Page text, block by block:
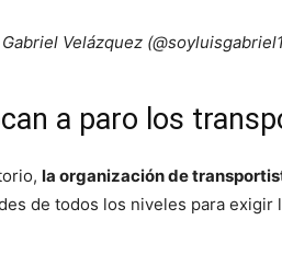
Velázquez
a paro los
la organización de
de todos los niveles para exigir